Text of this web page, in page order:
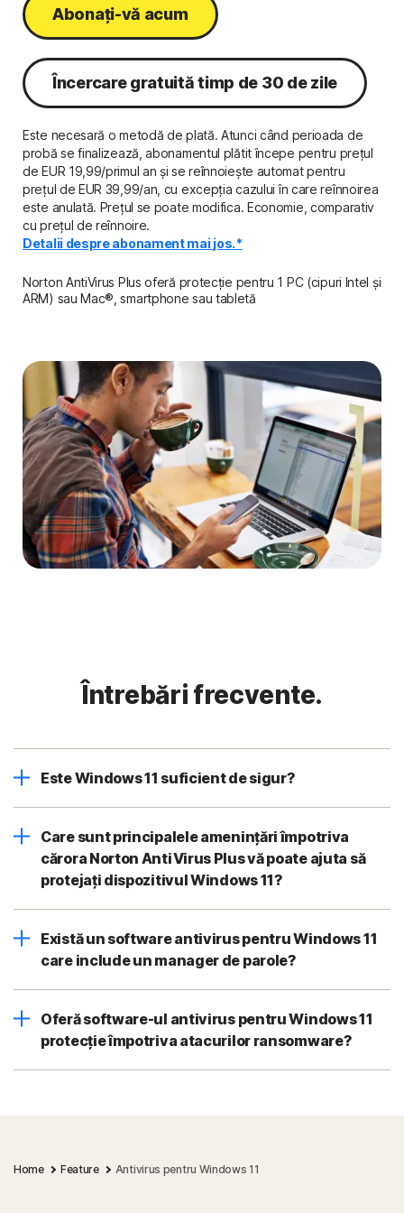
Abonați-vă acum
Încercare gratuită timp de 30 de zile
Este necesară o metodă de plată. Atunci când perioada de
probă se finalizează, abonamentul plătit începe pentru prețul
de EUR 19,99/primul an și se reînnoiește automat pentru
prețul de EUR 39,99/an, cu excepția cazului în care reînnoirea
este anulată. Prețul se poate modifica. Economie, comparativ
cu prețul de reînnoire.
Detalii despre abonament mai jos.*
Norton AntiVirus Plus oferă protecție pentru 1 PC (cipuri Intel și
ARM) sau Mac®, smartphone sau tabletă
Întrebări frecvente.
Este Windows 11 suficient de sigur?
Care sunt principalele amenințări împotriva
cărora Norton AntiVirus Plus vă poate ajuta să
protejați dispozitivul Windows 11?
Există un software antivirus pentru Windows 11
care include un manager de parole?
Oferă software-ul antivirus pentru Windows 11
protecție împotriva atacurilor ransomware?
Home Feature Antivirus pentru Windows 11